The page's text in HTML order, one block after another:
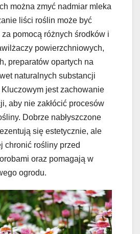
można zmyć nadmiar mleka
liści roślin może być
pomocą różnych środków i
powierzchniowych,
preparatów opartych na
naturalnych substancji
jest zachowanie
aby nie zakłócić procesów
Dobrze nabłyszczone
się estetycznie, ale
chronić rośliny przed
oraz pomagają w
ogrodu.